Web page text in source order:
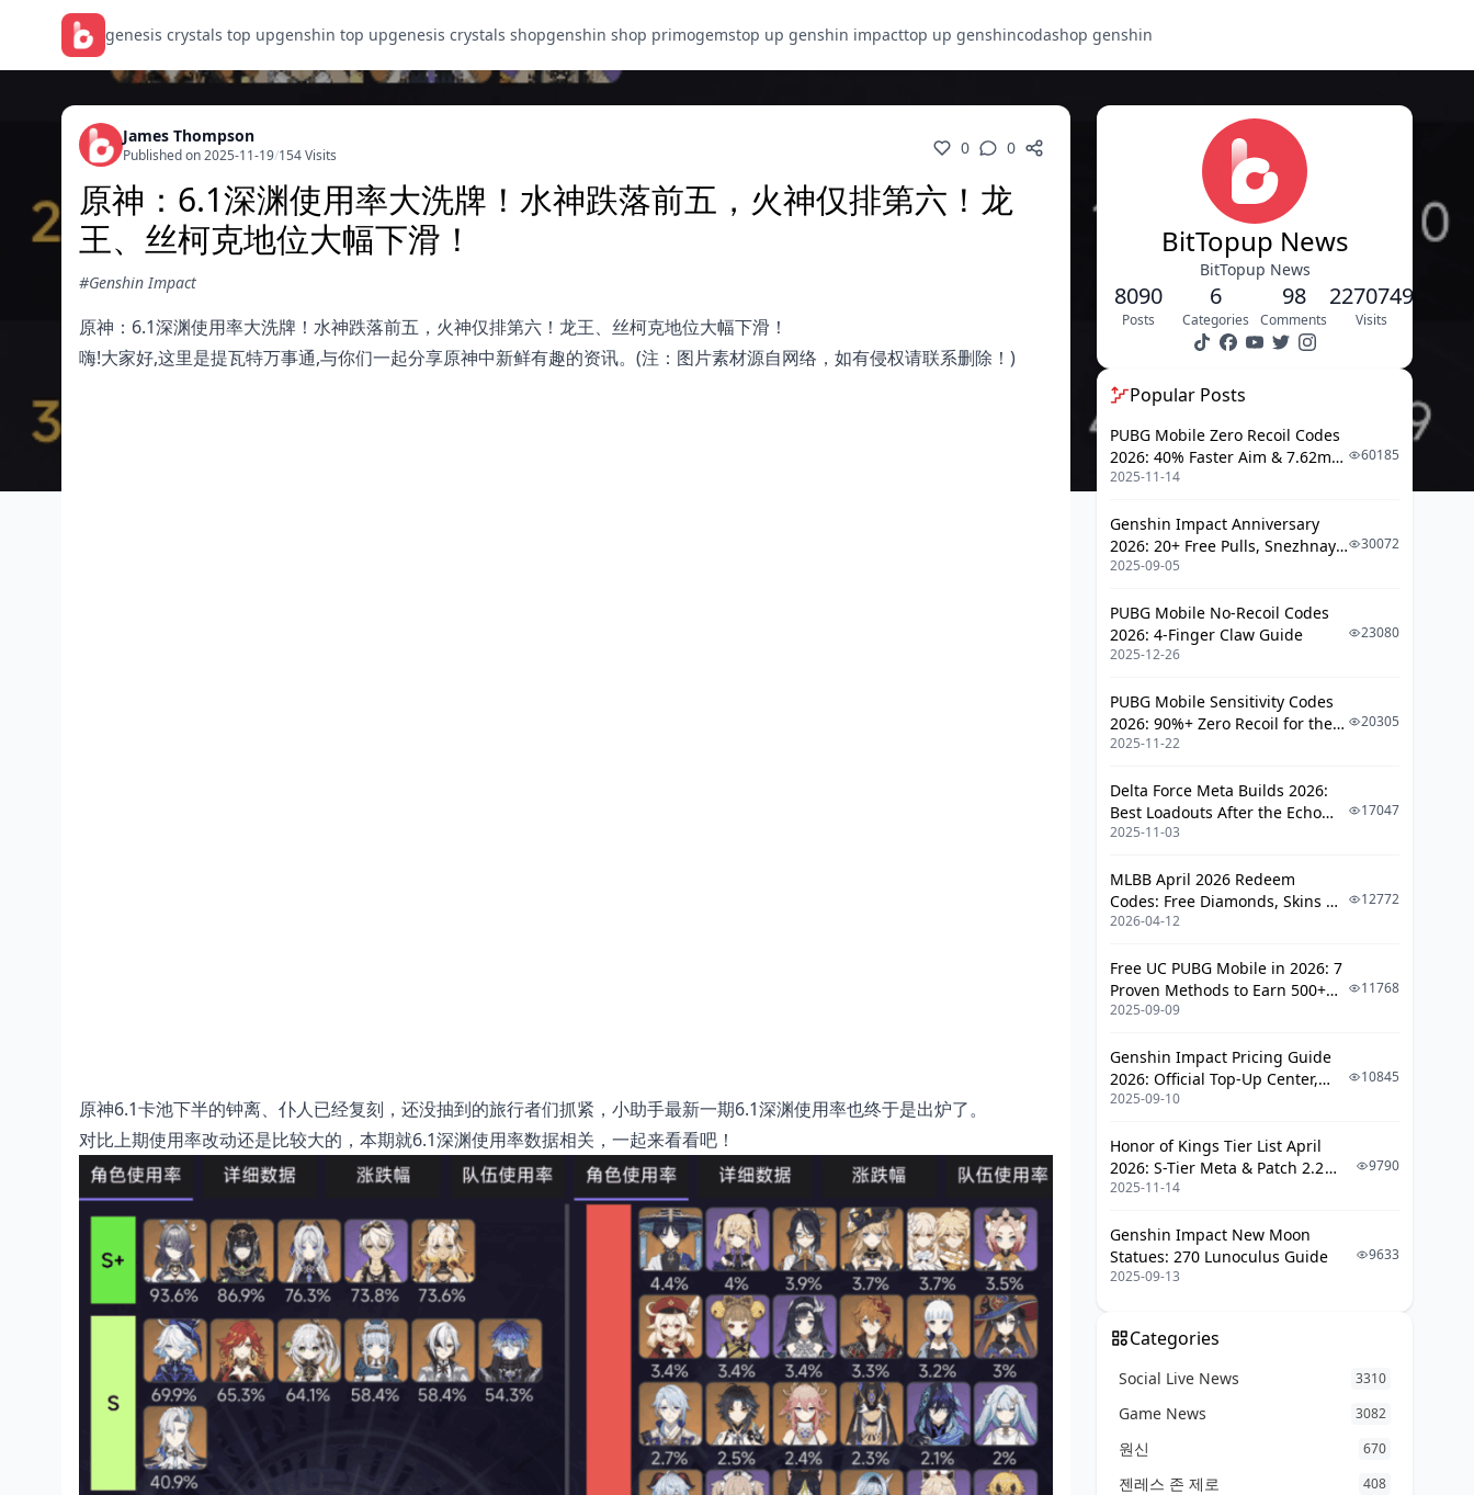
genesis crystals top upgenshin top upgenesis crystals shopgenshin shop primogemstop up genshin impacttop up genshincodashop genshin
James Thompson
Published on 2025-11-19/154 Visits 0 0
原神：6.1深渊使用率大洗牌！水神跌落前五，火神仅排第六！龙
王、丝柯克地位大幅下滑！
#Genshin Impact
原神：6.1深渊使用率大洗牌！水神跌落前五，火神仅排第六！龙王、丝柯克地位大幅下滑！
嗨!大家好,这里是提瓦特万事通,与你们一起分享原神中新鲜有趣的资讯。(注：图片素材源自网络，如有侵权请联系删除！)
原神6.1卡池下半的钟离、仆人已经复刻，还没抽到的旅行者们抓紧，小助手最新一期6.1深渊使用率也终于是出炉了。
对比上期使用率改动还是比较大的，本期就6.1深渊使用率数据相关，一起来看看吧！
BitTopup News
BitTopup News
8090
Posts
6
Categories
98
Comments
2270749
Visits
Popular Posts
PUBG Mobile Zero Recoil Codes
2026: 40% Faster Aim & 7.62mm
Weapon Adjustments
2025-11-14
60185
Genshin Impact Anniversary
2026: 20+ Free Pulls, Snezhnaya
Roadmap & Complete Guide
2025-09-05
30072
PUBG Mobile No-Recoil Codes
2026: 4-Finger Claw Guide
2025-12-26
23080
PUBG Mobile Sensitivity Codes
2026: 90%+ Zero Recoil for the
V4.4 M416 & AUG Meta
2025-11-22
20305
Delta Force Meta Builds 2026:
Best Loadouts After the Echo
Season Update
2025-11-03
17047
MLBB April 2026 Redeem
Codes: Free Diamonds, Skins &
Starlight Rewards
2026-04-12
12772
Free UC PUBG Mobile in 2026: 7
Proven Methods to Earn 500+
UC (V4.3 & RPA18 Updates)
2025-09-09
11768
Genshin Impact Pricing Guide
2026: Official Top-Up Center,
Platform Differences, and
2025-09-10
10845
Honor of Kings Tier List April
2026: S-Tier Meta & Patch 2.2
Changes
2025-11-14
9790
Genshin Impact New Moon
Statues: 270 Lunoculus Guide
2025-09-13
9633
Categories
Social Live News 3310
Game News 3082
원신 670
젠레스 존 제로 408